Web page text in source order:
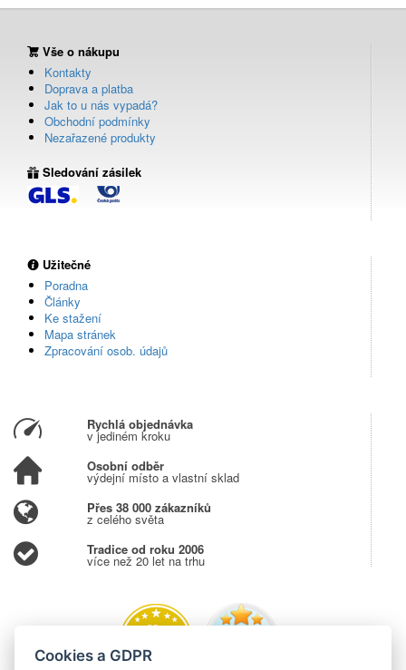
Vše o nákupu
Kontakty
Doprava a platba
Jak to u nás vypadá?
Obchodní podmínky
Nezařazené produkty
Sledování zásilek
Užitečné
Poradna
Články
Ke stažení
Mapa stránek
Zpracování osob. údajů
Rychlá objednávka
v jediném kroku
Osobní odběr
výdejní místo a vlastní sklad
Přes 38 000 zákazníků
z celého světa
Tradice od roku 2006
více než 20 let na trhu
Cookies a GDPR